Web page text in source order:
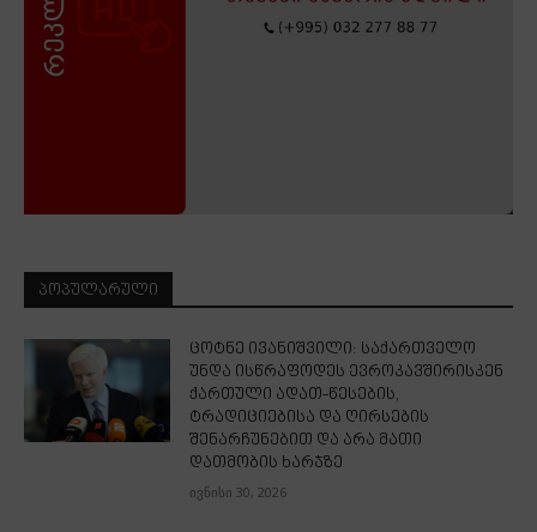
ᲞᲝᲞᲣᲚᲐᲠᲣᲚᲘ
ცოტნე ივანიშვილი: საქართველო
უნდა ისწრაფოდეს ევროკავშირისკენ
ქართული ადათ-წესების,
ტრადიციებისა და ღირსების
შენარჩუნებით და არა მათი
დათმობის ხარჯზე
ივნისი 30, 2026